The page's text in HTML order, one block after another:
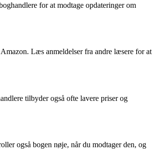
for at modtage opdateringer om
Læs anmeldelser fra andre læsere for at
tilbyder også ofte lavere priser og
også bogen nøje, når du modtager den, og